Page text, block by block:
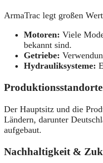
ArmaTrac legt großen
Motoren: Viele
bekannt sind.
Getriebe:
Hydrauliksysteme:
Der Hauptsitz und die
Ländern, darunter
aufgebaut.
Nachhaltigkeit &